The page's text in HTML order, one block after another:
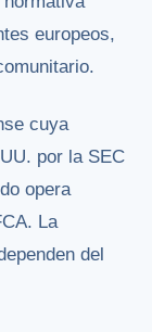
europeos,
cuya
por la SEC
opera
La
del